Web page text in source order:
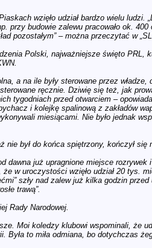
wzięło udział bardzo wielu ludzi.
przy budowie zalewu pracowało ok.
pozostałym” – można przeczytać w
Polski, najważniejsze święto PRL,
a na ile były sterowane przez
ręcznie. Dziwię się też, jak
tygodniach przed otwarciem –
i kolejkę spalinową z zakładów
miesiącami. Nie było jednak
był do końca spiętrzony, kończył
dawna już upragnione miejsce
że w uroczystości wzięło udział 20 tys.
szły nad zalew już kilka godzin
trawą”.
Rady Narodowej.
Moi koledzy klubowi wspominali, że
Była to miła odmiana, bo dotychczas